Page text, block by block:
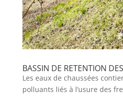
BASSIN DE RETENTION
Les eaux de chaussées
polluants liés à l’usure des